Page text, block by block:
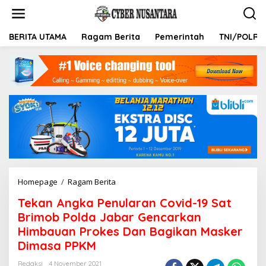
t
BERITA UTAMA Ragam Berita Pemerintah TNI/POLRI
Homepage / Ragam Berita
k
a
n
A
Tekan Angka Penularan Covid-19 Sat
Brimob Polda Jabar Gencarkan
Himbauan Prokes Dan Bagikan Masker
Dimasa PPKM
Redaksi
4 November 2021